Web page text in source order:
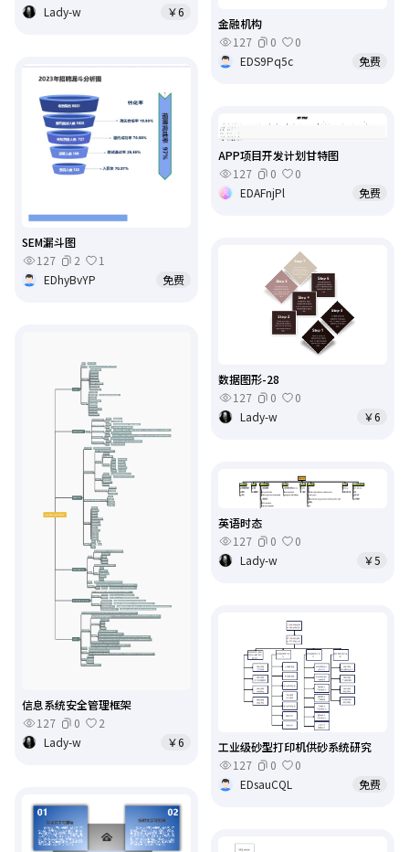
Lady-w
￥6
金融机构
127
0
0
EDS9Pq5c
免费
SEM漏斗图
127
2
1
EDhyBvYP
免费
APP项目开发计划甘特图
127
0
0
EDAFnjPl
免费
数据图形-28
127
0
0
Lady-w
￥6
信息系统安全管理框架
127
0
2
Lady-w
￥6
英语时态
127
0
0
Lady-w
￥5
工业级砂型打印机供砂系统研究
127
0
0
EDsauCQL
免费